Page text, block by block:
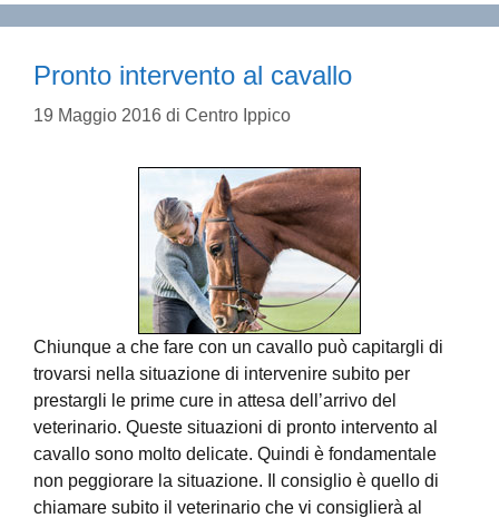
Pronto intervento al cavallo
19 Maggio 2016 di Centro Ippico
Chiunque a che fare con un cavallo può capitargli di
trovarsi nella situazione di intervenire subito per
prestargli le prime cure in attesa dell’arrivo del
veterinario. Queste situazioni di pronto intervento al
cavallo sono molto delicate. Quindi è fondamentale
non peggiorare la situazione. Il consiglio è quello di
chiamare subito il veterinario che vi consiglierà al